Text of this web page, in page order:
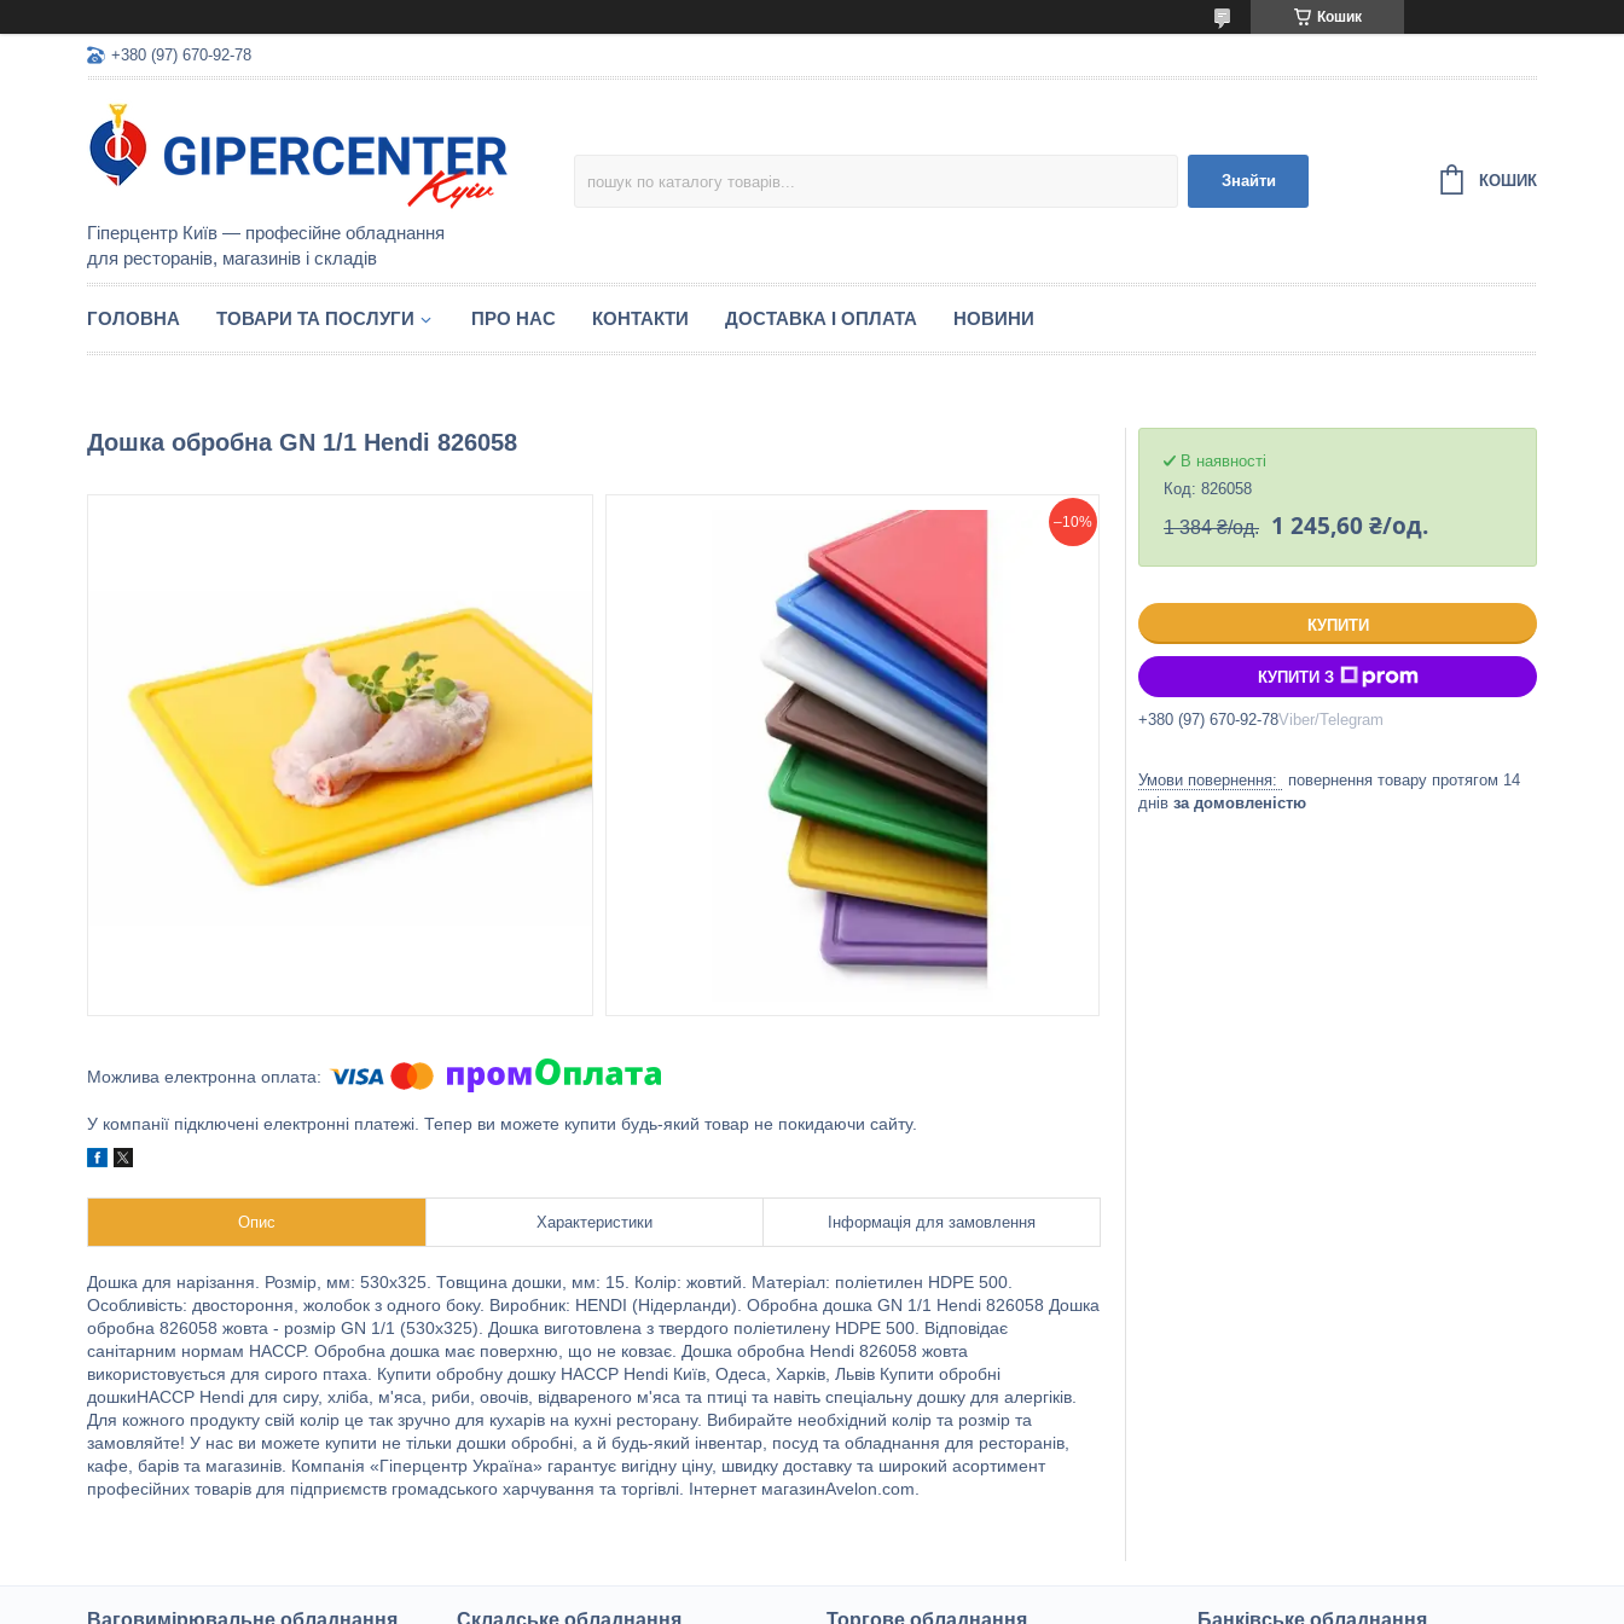
Кошик
+380 (97) 670-92-78
Гіперцентр Київ — професійне обладнання
для ресторанів, магазинів і складів
Знайти КОШИК
ГОЛОВНА ТОВАРИ ТА ПОСЛУГИ ПРО НАС КОНТАКТИ ДОСТАВКА І ОПЛАТА НОВИНИ
Дошка обробна GN 1/1 Hendi 826058
–10%
У компанії підключені електронні платежі. Тепер ви можете купити будь-який товар не покидаючи сайту.
Опис Характеристики Інформація для замовлення
Дошка для нарізання. Розмір, мм: 530х325. Товщина дошки, мм: 15. Колір: жовтий. Матеріал: поліетилен HDPE 500.
Особливість: двостороння, жолобок з одного боку. Виробник: HENDI (Нідерланди). Обробна дошка GN 1/1 Hendi 826058 Дошка
обробна 826058 жовта - розмір GN 1/1 (530х325). Дошка виготовлена ​​з твердого поліетилену HDPE 500. Відповідає
санітарним нормам HACCP. Обробна дошка має поверхню, що не ковзає. Дошка обробна Hendi 826058 жовта
використовується для сирого птаха. Купити обробну дошку HACCP Hendi Київ, Одеса, Харків, Львів Купити обробні
дошкиHACCP Hendi для сиру, хліба, м'яса, риби, овочів, відвареного м'яса та птиці та навіть спеціальну дошку для алергіків.
Для кожного продукту свій колір це так зручно для кухарів на кухні ресторану. Вибирайте необхідний колір та розмір та
замовляйте! У нас ви можете купити не тільки дошки обробні, а й будь-який інвентар, посуд та обладнання для ресторанів,
кафе, барів та магазинів. Компанія «Гіперцентр Україна» гарантує вигідну ціну, швидку доставку та широкий асортимент
професійних товарів для підприємств громадського харчування та торгівлі. Інтернет магазинAvelon.com.
В наявності
Код: 826058
1 384 ₴/од. 1 245,60 ₴/од.
КУПИТИ
КУПИТИ З
+380 (97) 670-92-78Viber/Telegram
повернення товару протягом 14
днів за домовленістю
Ваговимірювальне обладнання Складське обладнання Торгове обладнання Банківське обладнання